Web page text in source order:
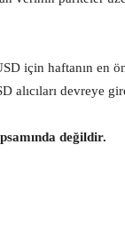
için haftanın en
alıcıları devreye
değildir.